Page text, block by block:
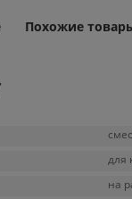
Похожие
для
на